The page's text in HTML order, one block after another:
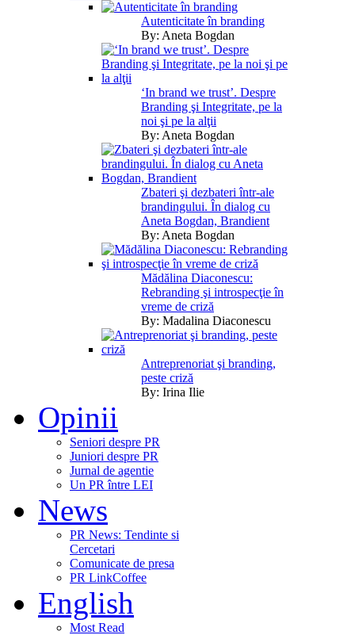
Autenticitate în branding
By: Aneta Bogdan
‘In brand we trust’. Despre
Branding şi Integritate, pe la
noi şi pe la alţii
By: Aneta Bogdan
Zbateri şi dezbateri într-ale
brandingului. În dialog cu
Aneta Bogdan, Brandient
By: Aneta Bogdan
Mădălina Diaconescu:
Rebranding şi introspecţie în
vreme de criză
By: Madalina Diaconescu
Antreprenoriat şi branding,
peste criză
By: Irina Ilie
Opinii
Seniori despre PR
Juniori despre PR
Jurnal de agentie
Un PR între LEI
News
PR News: Tendinte si
Cercetari
Comunicate de presa
PR LinkCoffee
English
Most Read